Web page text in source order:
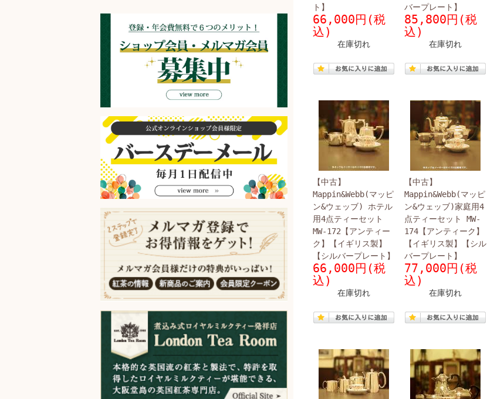
ト】
66,000円(税
込)
在庫切れ
バープレート】
85,800円(税
込)
在庫切れ
【中古】
Mappin&Webb(マッピ
ン&ウェッブ) ホテル
用4点ティーセット
MW-172【アンティー
ク】【イギリス製】
【シルバープレート】
66,000円(税
込)
在庫切れ
【中古】
Mappin&Webb(マッピ
ン&ウェッブ)家庭用4
点ティーセット MW-
174【アンティーク】
【イギリス製】【シル
バープレート】
77,000円(税
込)
在庫切れ